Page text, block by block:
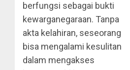
berfungsi sebagai bukti
kewarganegaraan. Tanpa
akta kelahiran, seseorang
bisa mengalami kesulitan
dalam mengakses